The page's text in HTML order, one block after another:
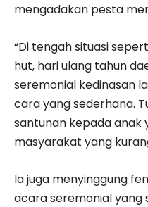
mengadakan pesta
“Di tengah situasi
hut, hari ulang tahun
seremonial kedinasan
cara yang sederhana.
santunan kepada anak
masyarakat yang
Ia juga menyinggung
acara seremonial yang